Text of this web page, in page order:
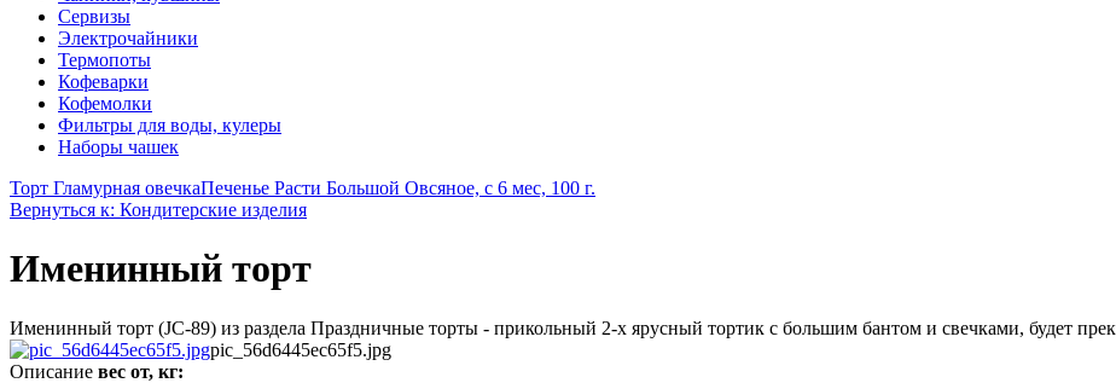
Сервизы
Электрочайники
Термопоты
Кофеварки
Кофемолки
Фильтры для воды, кулеры
Наборы чашек
Торт Гламурная овечкаПеченье Расти Большой Овсяное, с 6 мес, 100 г.
Вернуться к: Кондитерские изделия
Именинный торт
Именинный торт (JC-89) из раздела Праздничные торты - прикольный 2-х ярусный тортик с большим бантом и свечками, будет
pic_56d6445ec65f5.jpg
Описание вес от, кг: